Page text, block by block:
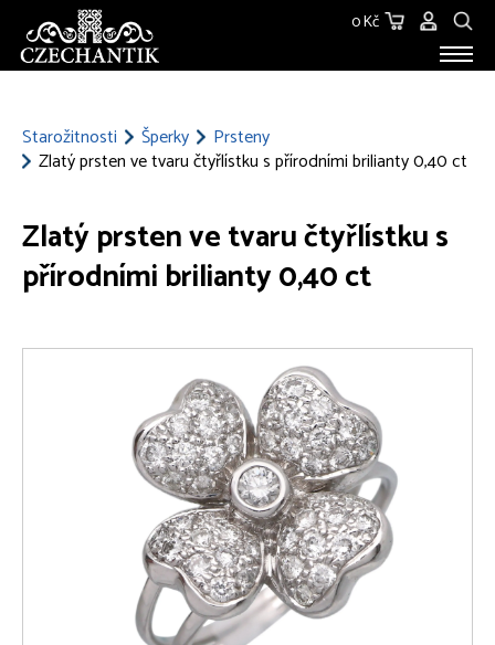
0 Kč
KONTAKT
Starožitnosti Šperky
Prsteny
Zlatý prsten ve tvaru čtyřlístku s přírodními brilianty 0,40 ct
Zlatý prsten ve tvaru čtyřlístku s
přírodními brilianty 0,40 ct